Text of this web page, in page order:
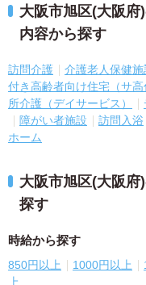
大阪市旭区(大阪府
内容から探す
訪問介護 介護老人保健施
付き高齢者向け住宅（サ高
所介護（デイサービス）
障がい者施設
訪問入浴
ホーム
大阪市旭区(大阪府
探す
時給から探す
850円以上 1000円以上
上